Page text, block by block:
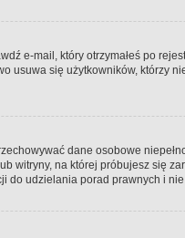
e-mail, który otrzymałeś po
usuwa się użytkowników,
dane osobowe
witryny, na której próbujesz się
udzielania porad prawnych i